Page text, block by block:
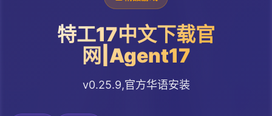
特工17中文下载官
网|Agent17
v0.25.9,官方华语安装